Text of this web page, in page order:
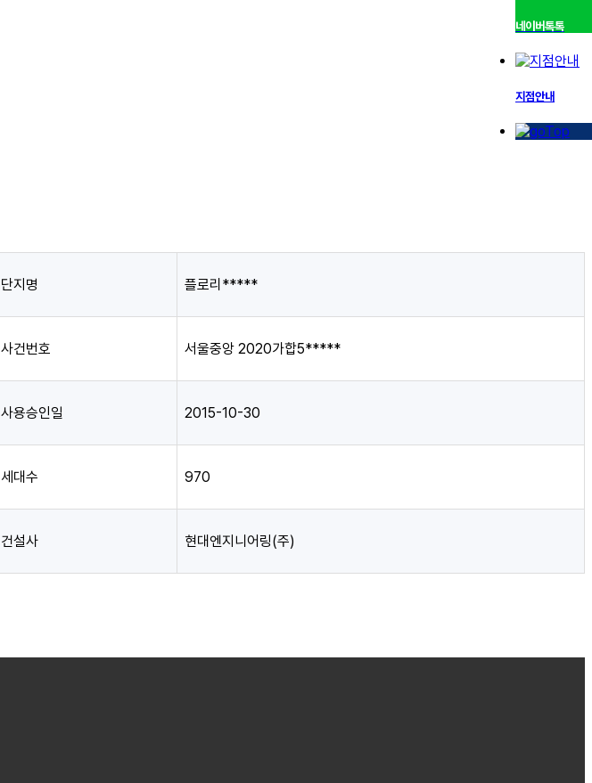
단지명 플로리*****
사건번호 서울중앙 2020가합5*****
사용승인일 2015-10-30
세대수 970
건설사 현대엔지니어링(주)
네이버톡톡
지점안내